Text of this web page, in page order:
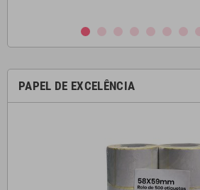
PAPEL DE EXCELÊNCIA